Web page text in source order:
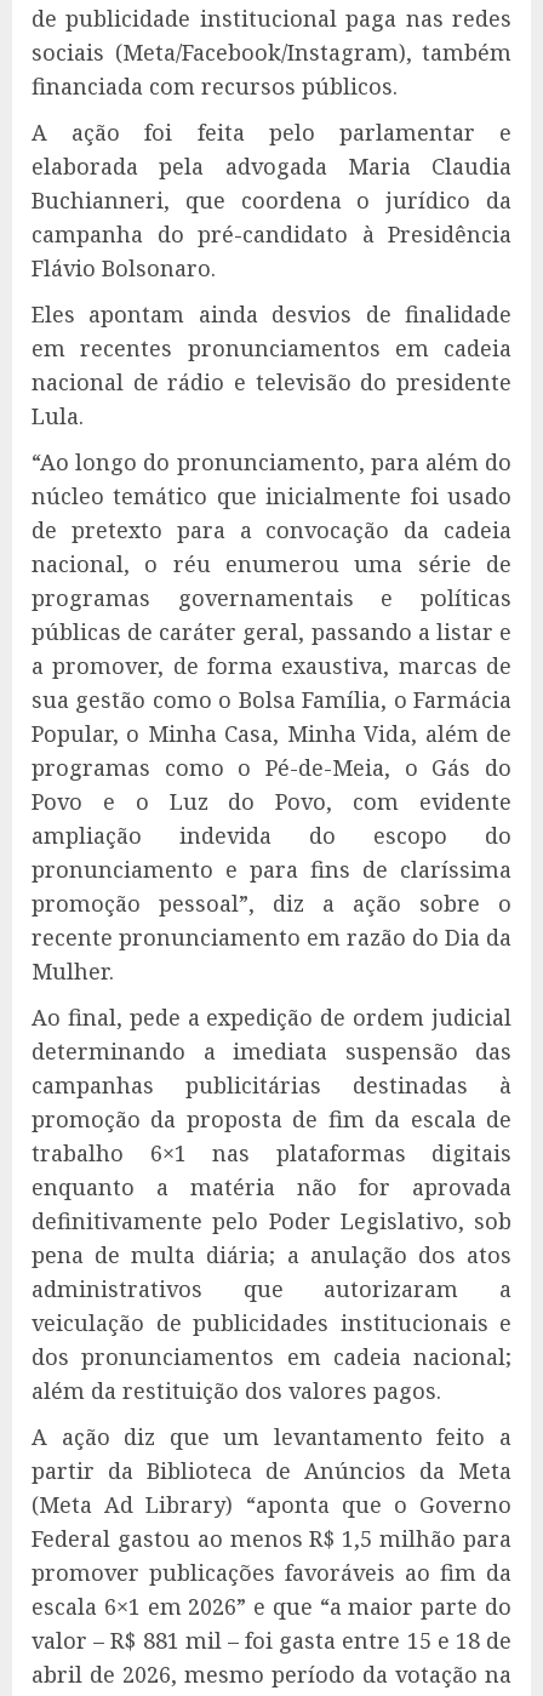
de publicidade institucional paga nas redes
sociais (Meta/Facebook/Instagram), também
financiada com recursos públicos.
A ação foi feita pelo parlamentar e
elaborada pela advogada Maria Claudia
Buchianneri, que coordena o jurídico da
campanha do pré-candidato à Presidência
Flávio Bolsonaro.
Eles apontam ainda desvios de finalidade
em recentes pronunciamentos em cadeia
nacional de rádio e televisão do presidente
Lula.
“Ao longo do pronunciamento, para além do
núcleo temático que inicialmente foi usado
de pretexto para a convocação da cadeia
nacional, o réu enumerou uma série de
programas governamentais e políticas
públicas de caráter geral, passando a listar e
a promover, de forma exaustiva, marcas de
sua gestão como o Bolsa Família, o Farmácia
Popular, o Minha Casa, Minha Vida, além de
programas como o Pé-de-Meia, o Gás do
Povo e o Luz do Povo, com evidente
ampliação indevida do escopo do
pronunciamento e para fins de claríssima
promoção pessoal”, diz a ação sobre o
recente pronunciamento em razão do Dia da
Mulher.
Ao final, pede a expedição de ordem judicial
determinando a imediata suspensão das
campanhas publicitárias destinadas à
promoção da proposta de fim da escala de
trabalho 6×1 nas plataformas digitais
enquanto a matéria não for aprovada
definitivamente pelo Poder Legislativo, sob
pena de multa diária; a anulação dos atos
administrativos que autorizaram a
veiculação de publicidades institucionais e
dos pronunciamentos em cadeia nacional;
além da restituição dos valores pagos.
A ação diz que um levantamento feito a
partir da Biblioteca de Anúncios da Meta
(Meta Ad Library) “aponta que o Governo
Federal gastou ao menos R$ 1,5 milhão para
promover publicações favoráveis ao fim da
escala 6×1 em 2026” e que “a maior parte do
valor – R$ 881 mil – foi gasta entre 15 e 18 de
abril de 2026, mesmo período da votação na